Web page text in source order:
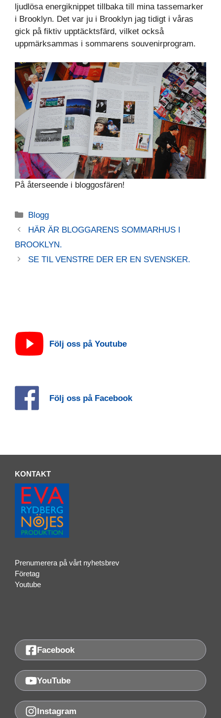
ljudlösa energiknippet tillbaka till mina tassemarker
i Brooklyn. Det var ju i Brooklyn jag tidigt i våras
gick på fiktiv upptäcktsfärd, vilket också
uppmärksammas i sommarens souvenirprogram.
På återseende i bloggosfären!
Kategorier
Blogg
HÄR ÄR BLOGGARENS SOMMARHUS I
BROOKLYN.
SE TIL VENSTRE DER ER EN SVENSKER.
Följ oss på Youtube
Följ oss på Facebook
KONTAKT
Prenumerera på vårt nyhetsbrev
Företag
Youtube
Facebook
YouTube
Instagram